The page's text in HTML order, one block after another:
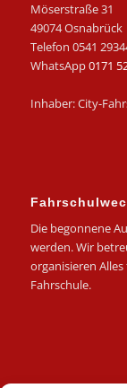
Möserstraße 31
49074 Osnabrück
Telefon 0541
WhatsApp0171
Inhaber: City-
Die begonnene
werden. Wir
organisieren
Fahrschule.